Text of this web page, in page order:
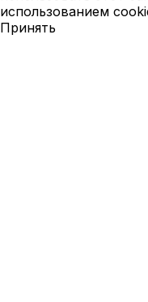
использованием
Принять